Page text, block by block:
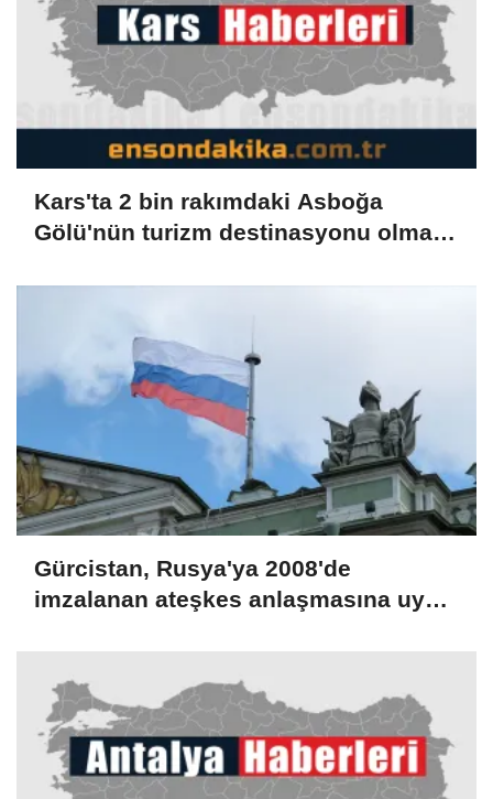
Kars'ta 2 bin rakımdaki Asboğa
Gölü'nün turizm destinasyonu olması
Gürcistan, Rusya'ya 2008'de
imzalanan ateşkes anlaşmasına uyma